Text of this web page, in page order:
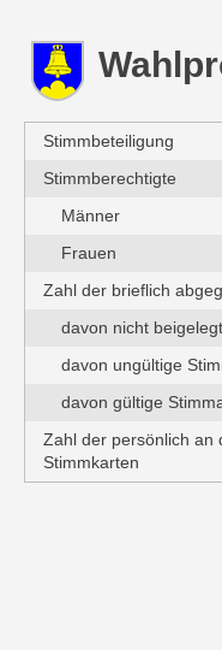
Stimmbeteiligung
Stimmberechtigte
Männer
Frauen
Zahl der brieflich
davon nicht
davon ungültige
davon gültige
Zahl der persönlich an
Stimmkarten